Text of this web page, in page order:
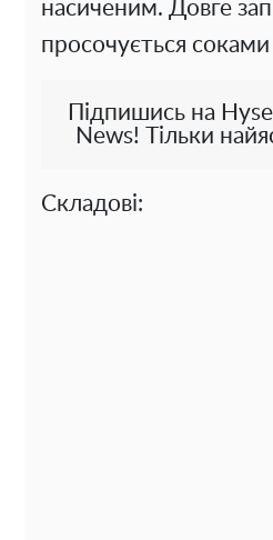
насиченим. Довге
просочується
Підпишись на
News! Тільки
Складові: